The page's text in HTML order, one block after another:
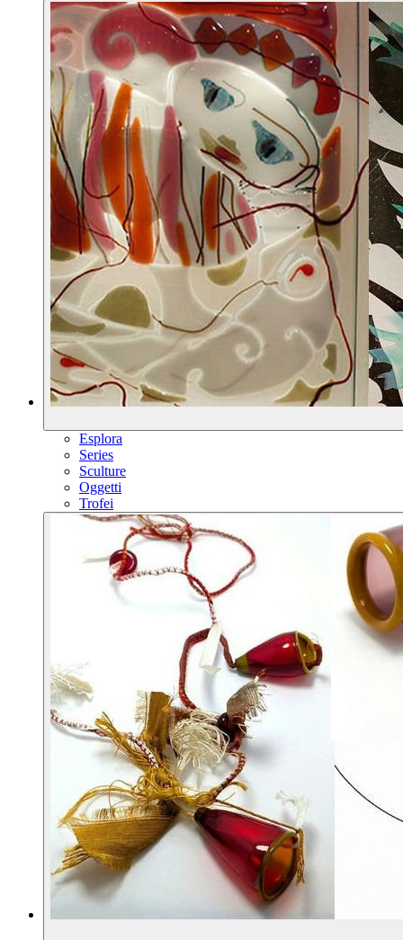
Esplora
Series
Sculture
Oggetti
Trofei